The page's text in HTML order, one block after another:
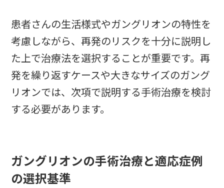
患者さんの生活様式やガングリオンの特性を
考慮しながら、再発のリスクを十分に説明し
た上で治療法を選択することが重要です。再
発を繰り返すケースや大きなサイズのガング
リオンでは、次項で説明する手術治療を検討
する必要があります。
ガングリオンの手術治療と適応症例
の選択基準